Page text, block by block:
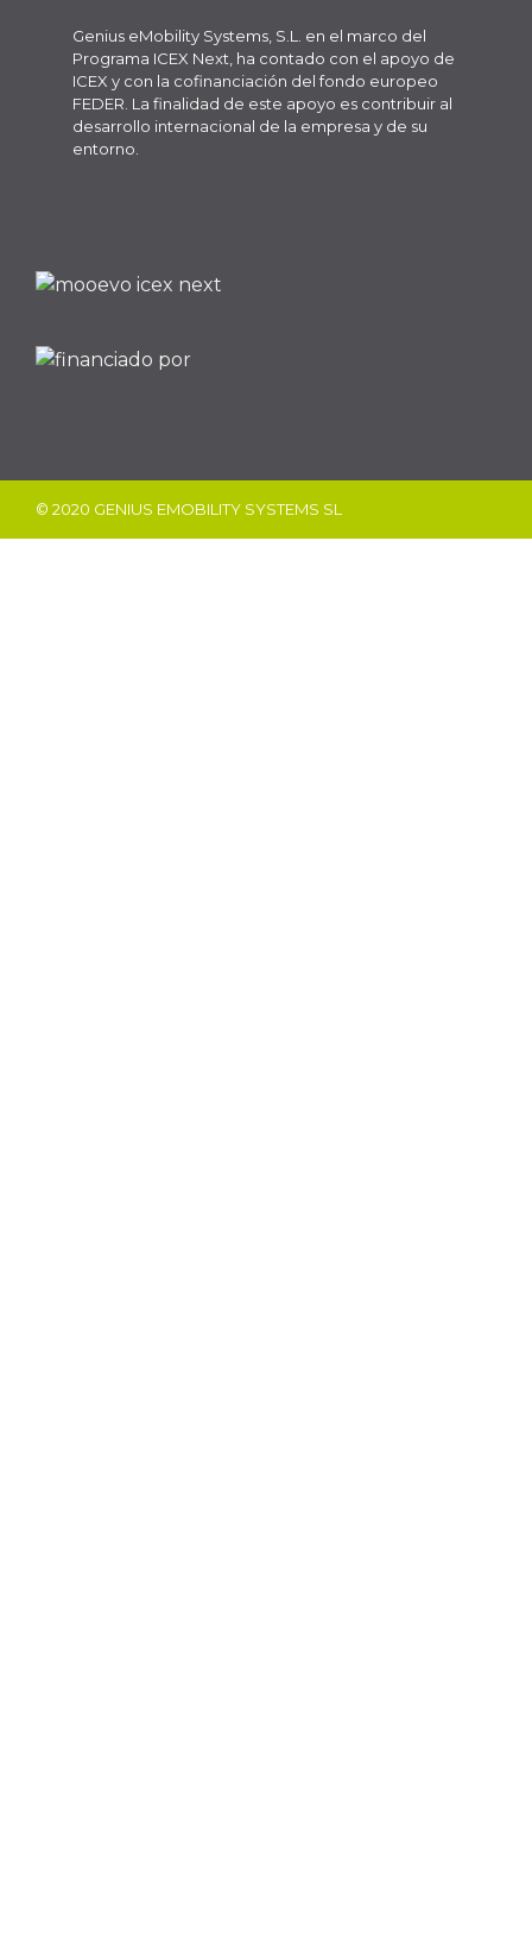
Genius eMobility Systems, S.L. en el marco del
Programa ICEX Next, ha contado con el apoyo de
ICEX y con la cofinanciación del fondo europeo
FEDER. La finalidad de este apoyo es contribuir al
desarrollo internacional de la empresa y de su
entorno.
© 2020 GENIUS EMOBILITY SYSTEMS SL